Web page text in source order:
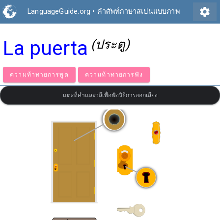
LanguageGuide.org • คำศัพท์ภาษาสเปนแบบภาพ settings
La puerta (ประตู)
ความท้าทายการพูด ความท้าทายการฟัง
แตะที่คำและวลีเพื่อฟังวิธีการออกเสียง